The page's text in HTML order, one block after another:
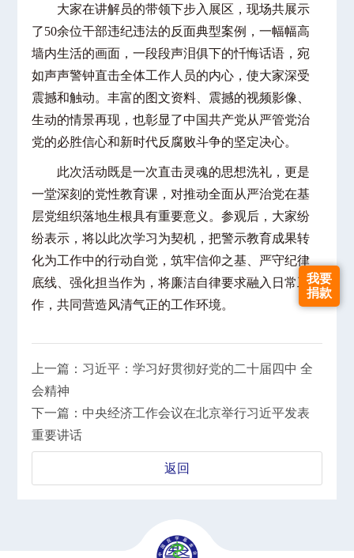
大家在讲解员的带领下步入展区，现场共展示
了50余位干部违纪违法的反面典型案例，一幅幅高
墙内生活的画面，一段段声泪俱下的忏悔话语，宛
如声声警钟直击全体工作人员的内心，使大家深受
震撼和触动。丰富的图文资料、震撼的视频影像、
生动的情景再现，也彰显了中国共产党从严管党治
党的必胜信心和新时代反腐败斗争的坚定决心。
此次活动既是一次直击灵魂的思想洗礼，更是
一堂深刻的党性教育课，对推动全面从严治党在基
层党组织落地生根具有重要意义。参观后，大家纷
纷表示，将以此次学习为契机，把警示教育成果转
化为工作中的行动自觉，筑牢信仰之基、严守纪律
底线、强化担当作为，将廉洁自律要求融入日常工
作，共同营造风清气正的工作环境。
上一篇：习近平：学习好贯彻好党的二十届四中 全
会精神
下一篇：中央经济工作会议在北京举行习近平发表
重要讲话
返回
我要
捐款